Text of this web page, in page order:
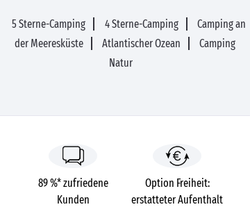
5 Sterne-Camping 4 Sterne-Camping
Camping an
der Meeresküste
Atlantischer Ozean
Camping
Natur
89 %* zufriedene
Kunden
Option Freiheit:
erstatteter Aufenthalt